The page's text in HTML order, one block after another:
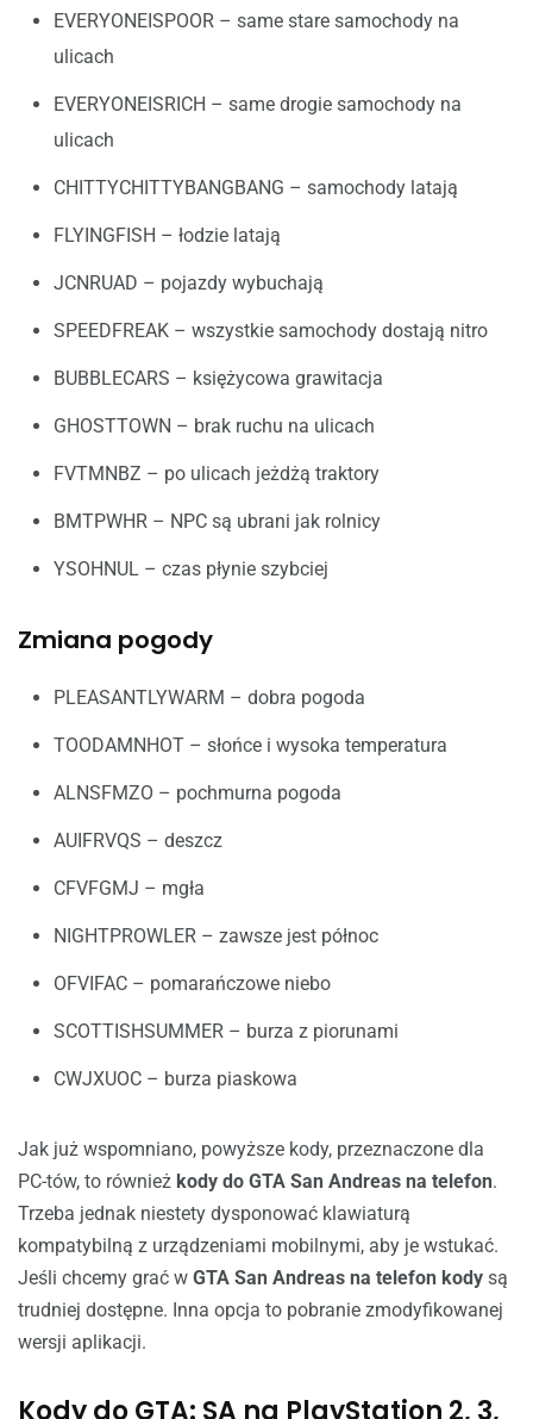
EVERYONEISPOOR – same stare samochody na
ulicach
EVERYONEISRICH – same drogie samochody na
ulicach
CHITTYCHITTYBANGBANG – samochody latają
FLYINGFISH – łodzie latają
JCNRUAD – pojazdy wybuchają
SPEEDFREAK – wszystkie samochody dostają nitro
BUBBLECARS – księżycowa grawitacja
GHOSTTOWN – brak ruchu na ulicach
FVTMNBZ – po ulicach jeżdżą traktory
BMTPWHR – NPC są ubrani jak rolnicy
YSOHNUL – czas płynie szybciej
Zmiana pogody
PLEASANTLYWARM – dobra pogoda
TOODAMNHOT – słońce i wysoka temperatura
ALNSFMZO – pochmurna pogoda
AUIFRVQS – deszcz
CFVFGMJ – mgła
NIGHTPROWLER – zawsze jest północ
OFVIFAC – pomarańczowe niebo
SCOTTISHSUMMER – burza z piorunami
CWJXUOC – burza piaskowa
Jak już wspomniano, powyższe kody, przeznaczone dla
PC-tów, to również kody do GTA San Andreas na telefon.
Trzeba jednak niestety dysponować klawiaturą
kompatybilną z urządzeniami mobilnymi, aby je wstukać.
Jeśli chcemy grać w GTA San Andreas na telefon kody są
trudniej dostępne. Inna opcja to pobranie zmodyfikowanej
wersji aplikacji.
Kody do GTA: SA na PlayStation 2, 3,